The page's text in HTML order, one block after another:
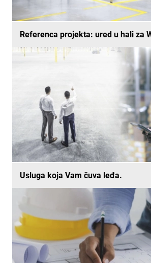
Referenca projekta: ured u hali za
Usluga koja Vam čuva leđa.